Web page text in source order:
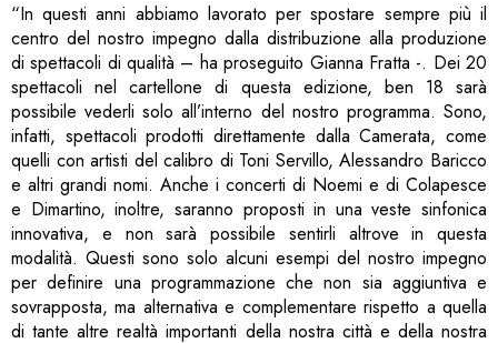
“In questi anni abbiamo lavorato per spostare sempre più il
centro del nostro impegno dalla distribuzione alla produzione
di spettacoli di qualità – ha proseguito Gianna Fratta -. Dei 20
spettacoli nel cartellone di questa edizione, ben 18 sarà
possibile vederli solo all’interno del nostro programma. Sono,
infatti, spettacoli prodotti direttamente dalla Camerata, come
quelli con artisti del calibro di Toni Servillo, Alessandro Baricco
e altri grandi nomi. Anche i concerti di Noemi e di Colapesce
e Dimartino, inoltre, saranno proposti in una veste sinfonica
innovativa, e non sarà possibile sentirli altrove in questa
modalità. Questi sono solo alcuni esempi del nostro impegno
per definire una programmazione che non sia aggiuntiva e
sovrapposta, ma alternativa e complementare rispetto a quella
di tante altre realtà importanti della nostra città e della nostra